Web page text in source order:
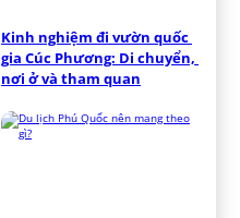
Kinh nghiệm đi vườn quốc
gia Cúc Phương: Di chuyển,
nơi ở và tham quan